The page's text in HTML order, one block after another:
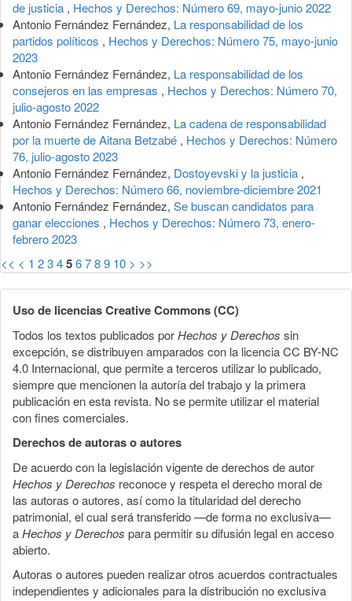
de justicia , Hechos y Derechos: Número 69, mayo-junio 2022
Antonio Fernández Fernández, La responsabilidad de los
partidos políticos , Hechos y Derechos: Número 75, mayo-junio
2023
Antonio Fernández Fernández, La responsabilidad de los
consejeros en las empresas , Hechos y Derechos: Número 70,
julio-agosto 2022
Antonio Fernández Fernández, La cadena de responsabilidad
por la muerte de Aitana Betzabé , Hechos y Derechos: Número
76, julio-agosto 2023
Antonio Fernández Fernández, Dostoyevski y la justicia ,
Hechos y Derechos: Número 66, noviembre-diciembre 2021
Antonio Fernández Fernández, Se buscan candidatos para
ganar elecciones , Hechos y Derechos: Número 73, enero-
febrero 2023
<< < 1 23456789 10 > >>
Uso de licencias Creative Commons (CC)
Todos los textos publicados porHechos y Derechos sin
excepción, se distribuyen amparados con la licencia CC BY-NC
4.0 Internacional, que permite a terceros utilizar lo publicado,
siempre que mencionen la autoría del trabajo y la primera
publicación en esta revista. No se permite utilizar el material
con fines comerciales.
Derechos de autoras o autores
De acuerdo con la legislación vigente de derechos de autor
Hechos y Derechos reconoce y respeta el derecho moral de
las autoras o autores, así como la titularidad del derecho
patrimonial, el cual será transferido —de forma no exclusiva—
aHechos y Derechos para permitir su difusión legal en acceso
abierto.
Autoras o autores pueden realizar otros acuerdos contractuales
independientes y adicionales para la distribución no exclusiva